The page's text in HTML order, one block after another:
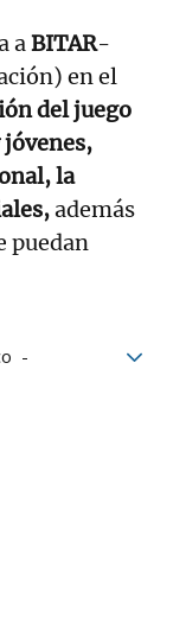
aBITAR-
en el
del juego
la
además
puedan